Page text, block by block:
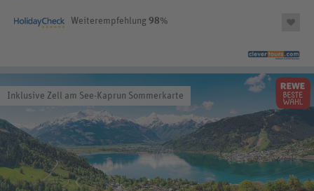
Weiterempfehlung 98%
Inklusive Zell am See-Kaprun Sommerkarte